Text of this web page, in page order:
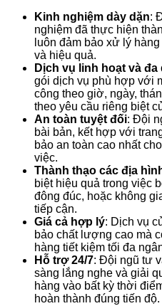
Kinh nghiệm dày dặn:
nghiệm đã thực hiện
luôn đảm bảo xử lý
và hiệu quả.
Dịch vụ linh hoạt và đa
gói dịch vụ phù hợp với
công theo giờ, ngày,
theo yêu cầu riêng biệt
An toàn tuyệt đối: Đội
bài bản, kết hợp với
bảo an toàn cao nhất
việc.
Thành thạo các địa
biệt hiệu quả trong việc
đông đúc, hoặc không
tiếp cận.
Giá cả hợp lý: Dịch vụ
bảo chất lượng cao mà
hàng tiết kiệm tối đa
Hỗ trợ 24/7: Đội ngũ tư
sàng lắng nghe và giải
hàng vào bất kỳ thời
hoàn thành đúng tiến độ.